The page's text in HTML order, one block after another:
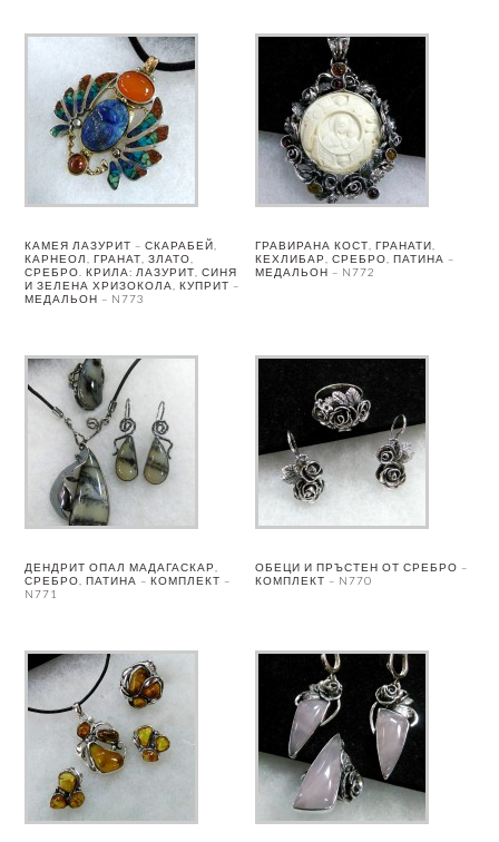
КАМЕЯ ЛАЗУРИТ – СКАРАБЕЙ,
КАРНЕОЛ, ГРАНАТ, ЗЛАТО,
СРЕБРО. КРИЛА: ЛАЗУРИТ, СИНЯ
И ЗЕЛЕНА ХРИЗОКОЛА, КУПРИТ –
МЕДАЛЬОН – N773
ГРАВИРАНА КОСТ, ГРАНАТИ,
КЕХЛИБАР, СРЕБРО, ПАТИНА –
МЕДАЛЬОН – N772
ДЕНДРИТ ОПАЛ МАДАГАСКАР,
СРЕБРО, ПАТИНА – КОМПЛЕКТ –
N771
ОБЕЦИ И ПРЪСТЕН ОТ СРЕБРО –
КОМПЛЕКТ – N770